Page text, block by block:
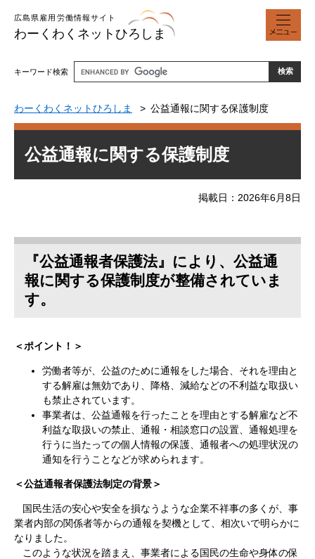
広島県雇用労働情報サイト
わーくわくネットひろしま
キーワード検索
ニ
ー
わーくわくネットひろしま 公益通報に関する保護制度
公益通報に関する保護制度
掲載日 2026年6月8日
『公益通報者保護法』により、公益通
報に関する保護制度が整備されていま
す。
＜ポイント！＞
労働者等が、公益のために通報をした場合、それを理由と
する解雇は無効であり、降格、減給などの不利益な取扱い
も禁止されています。
事業者は、公益通報を行ったことを理由とする解雇など不
利益な取扱いの禁止、通報・相談窓口の設置、通報処理を
行うに当たっての個人情報の保護、通報者への処理状況の
通知を行うことなどが求められます。
＜公益通報者保護法制定の背景＞
国民生活の安心や安全を損なうような企業不祥事の多くが、事
業者内部の関係者等からの通報を契機として、相次いで明らかに
なりました。
このような状況を踏まえ、事業者による国民の生命や身体の保